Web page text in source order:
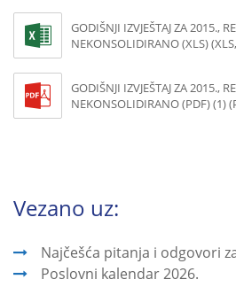
GODIŠNJI IZVJEŠTAJ ZA 2015.,
NEKONSOLIDIRANO (XLS)
GODIŠNJI IZVJEŠTAJ ZA 2015.,
NEKONSOLIDIRANO (PDF) (1)
Vezano uz:
Najčešća pitanja i odgovori
Poslovni kalendar 2026.